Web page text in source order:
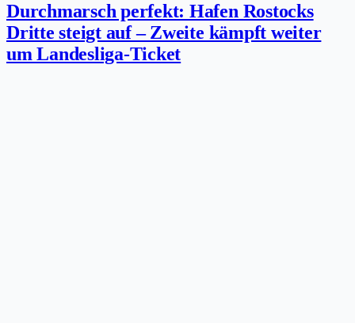
Durchmarsch perfekt: Hafen Rostocks
Dritte steigt auf – Zweite kämpft weiter
um Landesliga-Ticket